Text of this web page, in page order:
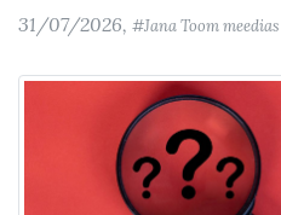
31/07/2026, #Jana Toom meedias